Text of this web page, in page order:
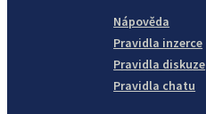
Nápověda
Pravidla inzerce
Pravidla diskuze
Pravidla chatu